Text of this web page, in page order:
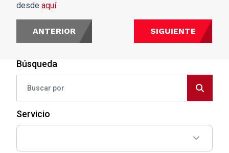
Búsqueda
Servicio
desde aquí.
ANTERIOR SIGUIENTE